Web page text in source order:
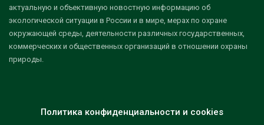
актуальную и объективную новостную информацию об
экологической ситуации в России и в мире, мерах по охране
окружающей среды, деятельности различных государственных,
коммерческих и общественных организаций в отношении охраны
природы.
Политика конфиденциальности и cookies